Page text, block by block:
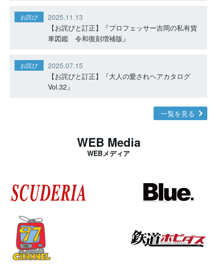
お詫び
2025.11.13
【お詫びと訂正】『プロフェッサー吉岡の私有貨
車図鑑 令和復刻増補版』
お詫び
2025.07.15
【お詫びと訂正】『大人の愛されヘアカタログ
Vol.32』
一覧を見る
WEB Media
WEBメディア